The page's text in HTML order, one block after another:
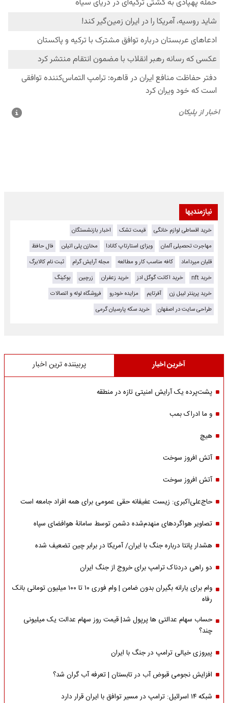
نیازمندیها
خرید اقساطی لوازم خانگی قیمت تشک
اخبار بازنشستگان
مهاجرت تحصیلی آلمان
ویزای استارتاپ کانادا مخازن پلی اتیلن
فال حافظ
قلیان میرداماد
کافه مناسب کار و مطالعه مجله آرایش گرام
ثبت نام کالابرگ
خرید nft
خرید اکانت گوگل ادز خرید زعفران زرچین
بوکینگ
خرید پرینتر لیبل زن
آفرتایم مزایده خودرو
فروشگاه لوله و اتصالات
طراحی سایت در اصفهان
خرید سکه پارسیان گرمی
آخرین اخبار پربیننده ترین اخبار
پشت‌پرده یک آرایش امنیتی تازه در منطقه
و ما ادراک بمب
هیچ
آتش افروز سوخت
آتش افروز سوخت
حاج‌علی‌اکبری: زیست عفیفانه حقی عمومی برای همه افراد جامعه است
تصاویر هواگردهای منهدم‌شده دشمن توسط سامانۀ هوافضای سپاه
هشدار پانتا درباره جنگ با ایران/ آمریکا در برابر چین تضعیف شده
دو راهی دردناک ترامپ برای خروج از جنگ ایران
وام برای یارانه بگیران بدون ضامن | وام فوری ۱۰ تا ۱۰۰ میلیون تومانی بانک
رفاه
حساب سهام عدالتی ها پرپول شد| قیمت روز سهام عدالت یک میلیونی
چند؟
پیروزی خیالی ترامپ در جنگ با ایران
افزایش نجومی قبوض آب در تابستان | تعرفه آب گران شد؟
شبکه ۱۴ اسرائیل: ترامپ در مسیر توافق با ایران قرار دارد